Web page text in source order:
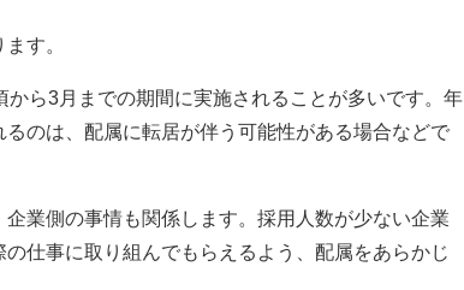
す。
ら3月までの期間に実施されることが多いです。年
のは、配属に転居が伴う可能性がある場合などで
業側の事情も関係します。採用人数が少ない企業
仕事に取り組んでもらえるよう、配属をあらかじ